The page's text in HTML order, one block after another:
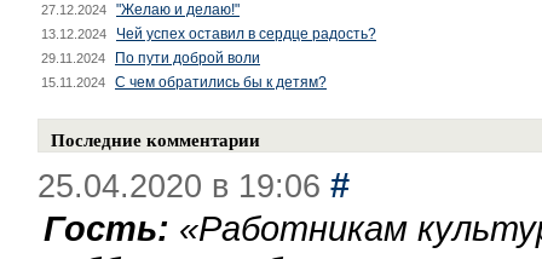
27.12.2024 "Желаю и делаю!"
13.12.2024 Чей успех оставил в сердце радость?
29.11.2024 По пути доброй воли
15.11.2024 С чем обратились бы к детям?
Последние комментарии
25.04.2020 в 19:06 #
Гость: «Работникам